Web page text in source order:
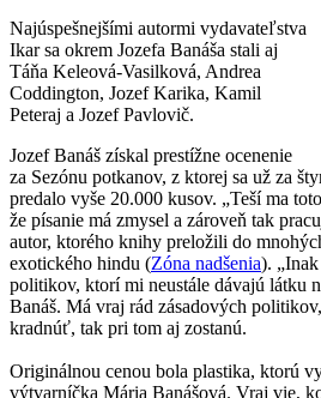
Najúspešnejšími autormi vydavateľstva
Ikar sa okrem Jozefa Banáša stali aj
Táňa Keleová-Vasilková, Andrea
Coddington, Jozef Karika, Kamil
Peteraj a Jozef Pavlovič.
Jozef Banáš získal prestížne ocenenie
za Sezónu potkanov, z ktorej sa už za
predalo vyše 20.000 kusov. „Teší ma
že písanie má zmysel a zároveň tak
autor, ktorého knihy preložili do
exotického hindu (Zóna nadšenia).
politikov, ktorí mi neustále dávajú látku
Banáš. Má vraj rád zásadových
kradnúť, tak pri tom aj zostanú.
Originálnou cenou bola plastika, ktorú
výtvarníčka Mária Banášová. Vraj vie,